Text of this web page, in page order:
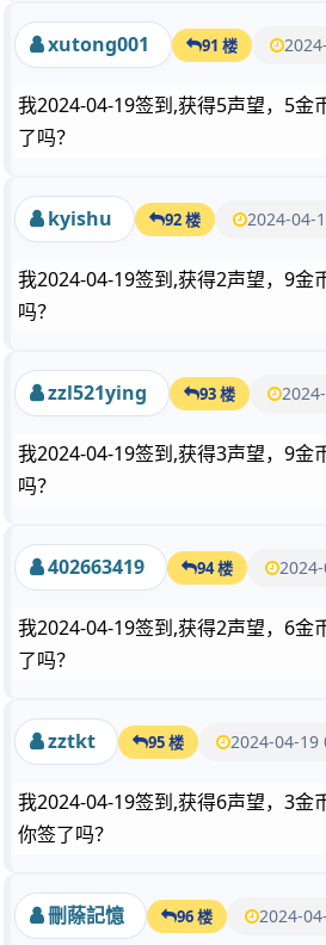
xutong001 91 楼
我2024-04-19签到,获得5声望，5金
了吗？
kyishu 92 楼 2024-04-
我2024-04-19签到,获得2声望，9金
吗？
zzl521ying 93 楼
我2024-04-19签到,获得3声望，9金
吗？
402663419 94 楼
我2024-04-19签到,获得2声望，6金
了吗？
zztkt 95 楼 2024-04-19
我2024-04-19签到,获得6声望，3金
你签了吗？
刪蒢記憶 96 楼 2024-